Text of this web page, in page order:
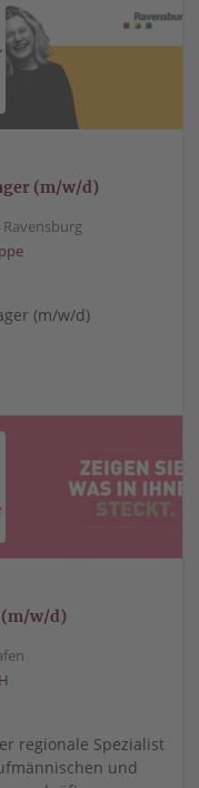
(m/w/d)
(m/w/d)
w/d)
regionale Spezialist
und